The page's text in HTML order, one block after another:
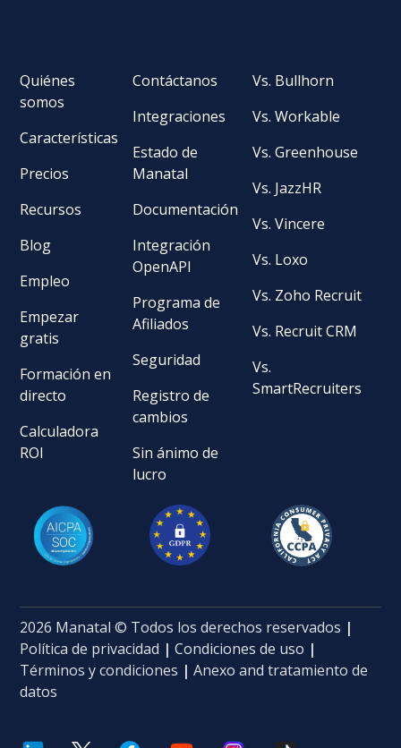
Quiénes
somos
Características
Precios
Recursos
Blog
Empleo
Empezar
gratis
Formación en
directo
Calculadora
ROI
Contáctanos
Integraciones
Estado de
Manatal
Documentación
Integración
OpenAPI
Programa de
Afiliados
Seguridad
Registro de
cambios
Sin ánimo de
lucro
Vs. Bullhorn
Vs. Workable
Vs. Greenhouse
Vs. JazzHR
Vs. Vincere
Vs. Loxo
Vs. Zoho Recruit
Vs. Recruit CRM
Vs.
SmartRecruiters
2026 Manatal © Todos los derechos reservados |
Política de privacidad |Condiciones de uso |
Términos y condiciones | Anexo and tratamiento de
datos